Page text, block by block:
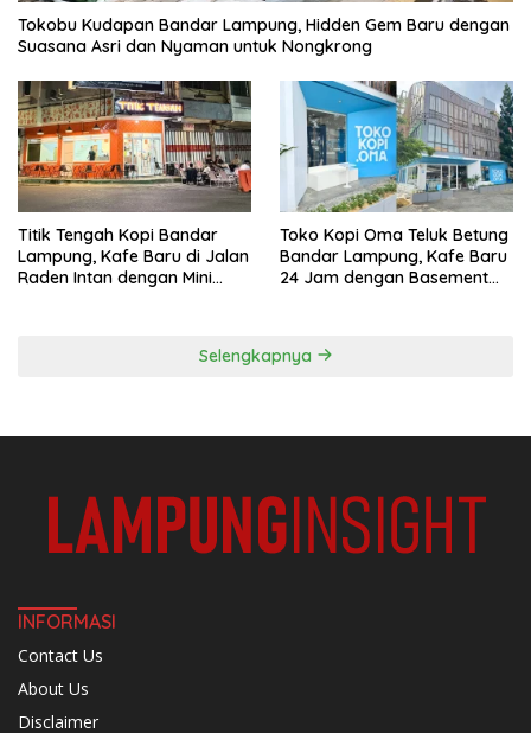
Tokobu Kudapan Bandar Lampung, Hidden Gem Baru dengan
Suasana Asri dan Nyaman untuk Nongkrong
Titik Tengah Kopi Bandar
Lampung, Kafe Baru di Jalan
Raden Intan dengan Mini
Toko Kopi Oma Teluk Betung
Bandar Lampung, Kafe Baru
24 Jam dengan Basement
Selengkapnya
INFORMASI
Contact Us
About Us
Disclaimer